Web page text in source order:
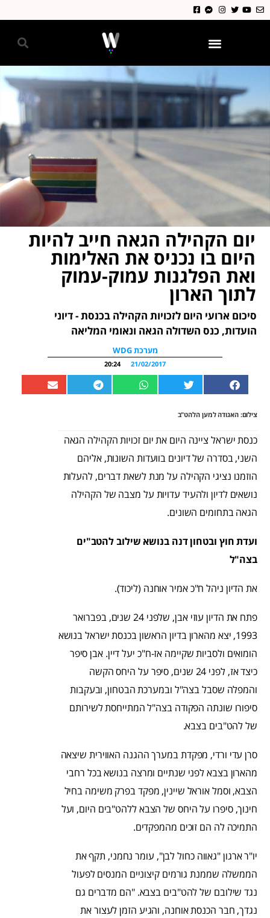
יום הקהילה הגאה חייב להיות
היום בו נכניס את האלימות
ואת הפלגנות עמוק-עמוק
לתוך הארון
סיכום ארועי היום לזכויות הקהילה בכנסת - דיוני
הועדות, כנס השדולה הגאה ונאומי המליאה
מערכת WDG
21/02/2017
20:24
צילום: האגודה למען הלהט"ב
כנסת ישראל ציינה היום את יום זכויות הקהילה הגאה
השני, בסדרה של דיונים בוועדות השונות, אליהם
הוזמנו נציגי הקהילה על מנת לשאת דברים, להעלות
נושאים לדיון ולהעיד עדויות על מצבה של הקהילה
הגאה בתחומים השונים.
ועדת חוץ ובטחון דנה בנושא שילוב להטב"ים
בצה"ל
את הדיון ניהל ח"כ אמיר אוחנה (ליכוד).
פתח את הדיון עוזי אבן, שלפני 24 שנים, בפברואר
1993, יצא מהארון בדיון הראשון בכנסת ישראל בנושא
הומואים ולסביות שקיימה אז-ח"כ יעל דיין. אבן סיפר
כיצד אז, לפני 24 שנים, סיפר על היחס הקשה
והמפלה שסבל בצה"ל ובמערכת הבטחון, ובעקבות
סיפורו שונתה הפקודה בצה"ל המתייחסת לשירותם
של להט"בים בצבא.
סרן עדי ורדי, מפקדת במערך ההגנה האווירית שיצאה
מהארון בצבא לפני שנתיים ומרצה בנושא בכל רחבי
הצבא, וסמל אוראל שיינין, מפקד בפרק משימה בחיל
חינוך, סיפרו על היחס של הצבא ללהט"בים היום, ועל
התמיכה לה הם זוכים מהמפקדים.
יו"ר ארגון "גאווה כחול לבן", עומר נחמני, תקף את
הממשלה שממנת גורמים קיצוניים המנסים לפעול
נגד שילובם של להט"בים בצבא. "הם מדברים גם
נגדך, חבר הכנסת אוחנה, והגיע הזמן לעצור את